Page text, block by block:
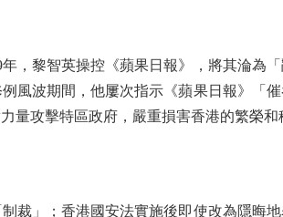
黎智英操控《蘋果日報》，將其淪為
風波期間，他屢次指示《蘋果日報》「
量攻擊特區政府，嚴重損害香港的繁榮和
」；香港國安法實施後即使改為隱晦